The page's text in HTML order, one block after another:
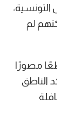
لم
مصورًا
الناطق